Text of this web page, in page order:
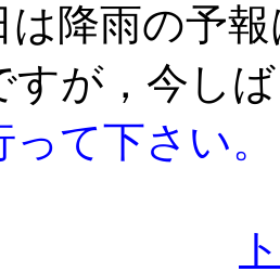
降雨の予報
すが，今し
て下さい。